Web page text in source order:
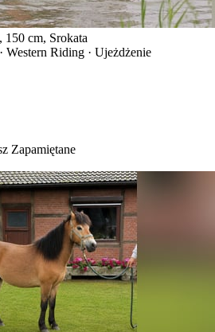
150 cm, Srokata
Western Riding · Ujeżdżenie
Zapamiętane